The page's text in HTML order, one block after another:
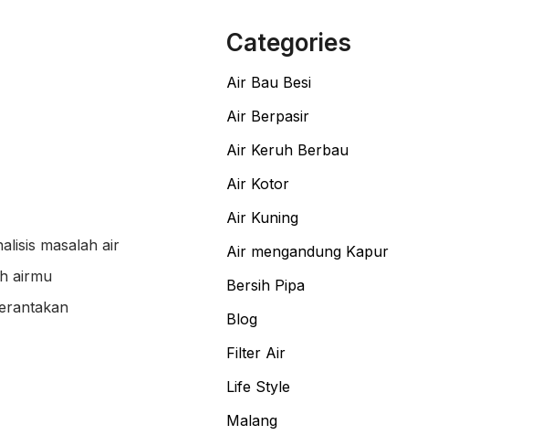
masalah air
airmu
Categories
Air Bau Besi
Air Berpasir
Air Keruh Berbau
Air Kotor
Air Kuning
Air mengandung Kapur
Bersih Pipa
Blog
Filter Air
Life Style
Malang